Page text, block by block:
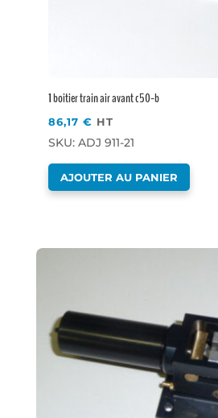
1 boitier train air avant c50-b
86,17 € HT
SKU: ADJ 911-21
AJOUTER AU PANIER